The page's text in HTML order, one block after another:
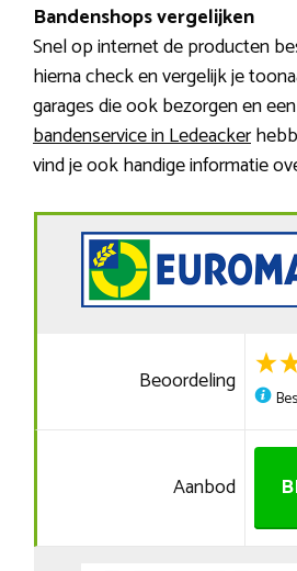
Bandenshops vergelijken
Snel op internet de producten
hierna check en vergelijk je
garages die ook bezorgen en
bandenservice in Ledeacker
vind je ook handige informatie
Beoordeling
Aanbod